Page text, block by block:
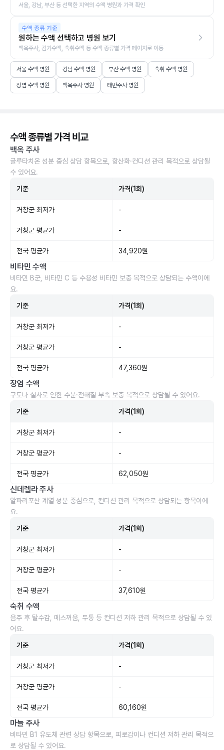
서울, 강남, 부산 등 선택한 지역의 수액 병원과 가격 확인
수액 종류 기준
원하는 수액 선택하고 병원 보기
백옥주사, 감기수액, 숙취수액 등 수액 종류별 가격 페이지로 이동
서울 수액 병원 강남 수액 병원 부산 수액 병원 숙취 수액 병원
장염 수액 병원 백옥주사 병원 태반주사 병원
수액 종류별 가격 비교
백옥 주사
글루타치온 성분 중심 상담 항목으로, 항산화·컨디션 관리 목적으로 상담될
수 있어요.
기준 가격(1회)
거창군 최저가 -
거창군 평균가 -
전국 평균가 34,920원
비타민 수액
비타민 B군, 비타민 C 등 수용성 비타민 보충 목적으로 상담되는 수액이에
요.
기준 가격(1회)
거창군 최저가 -
거창군 평균가 -
전국 평균가 47,360원
장염 수액
구토나 설사로 인한 수분·전해질 부족 보충 목적으로 상담될 수 있어요.
기준 가격(1회)
거창군 최저가 -
거창군 평균가 -
전국 평균가 62,050원
신데렐라 주사
알파리포산 계열 성분 중심으로, 컨디션 관리 목적으로 상담되는 항목이에
요.
기준 가격(1회)
거창군 최저가 -
거창군 평균가 -
전국 평균가 37,610원
숙취 수액
음주 후 탈수감, 메스꺼움, 두통 등 컨디션 저하 관리 목적으로 상담될 수 있
어요.
기준 가격(1회)
거창군 최저가 -
거창군 평균가 -
전국 평균가 60,160원
마늘 주사
비타민 B1 유도체 관련 상담 항목으로, 피로감이나 컨디션 저하 관리 목적으
로 상담될 수 있어요.